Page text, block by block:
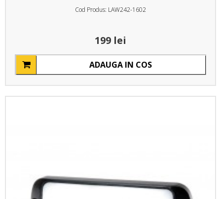
Cod Produs: LAW242-1602
199 lei
ADAUGA IN COS